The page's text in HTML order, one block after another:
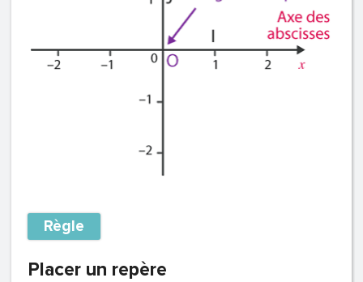
Règle
Placer un repère